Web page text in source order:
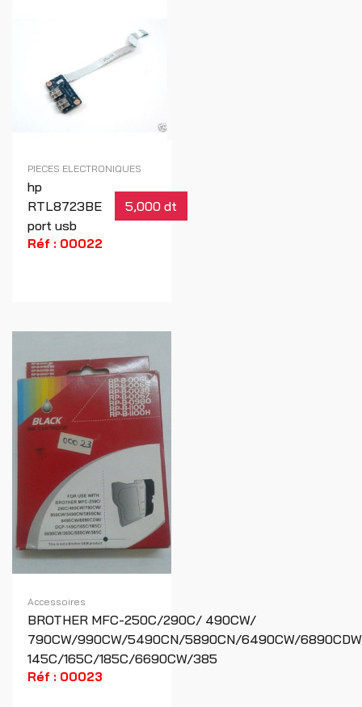
PIECES ELECTRONIQUES
hp
RTL8723BE
port usb
5,000 dt
Réf : 00022
Accessoires
BROTHER MFC-250C/290C/ 490CW/
790CW/990CW/5490CN/5890CN/6490CW/
145C/165C/185C/6690CW/385
Réf : 00023